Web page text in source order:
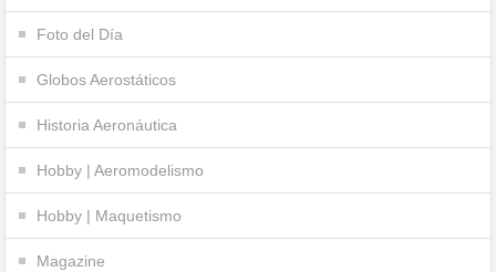
Foto del Día
Globos Aerostáticos
Historia Aeronáutica
Hobby | Aeromodelismo
Hobby | Maquetismo
Magazine